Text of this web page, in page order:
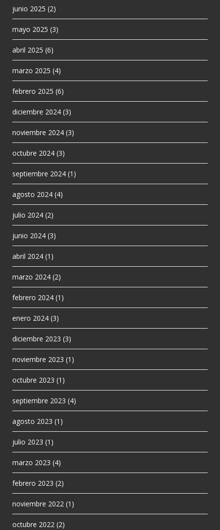
junio 2025 (2)
mayo 2025 (3)
abril 2025 (6)
marzo 2025 (4)
febrero 2025 (6)
diciembre 2024 (3)
noviembre 2024 (3)
octubre 2024 (3)
septiembre 2024 (1)
agosto 2024 (4)
julio 2024 (2)
junio 2024 (3)
abril 2024 (1)
marzo 2024 (2)
febrero 2024 (1)
enero 2024 (3)
diciembre 2023 (3)
noviembre 2023 (1)
octubre 2023 (1)
septiembre 2023 (4)
agosto 2023 (1)
julio 2023 (1)
marzo 2023 (4)
febrero 2023 (2)
noviembre 2022 (1)
octubre 2022 (2)